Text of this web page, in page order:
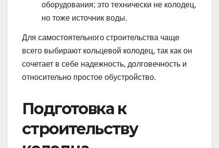
оборудования; это технически не колодец,
но тоже источник воды.
Для самостоятельного строительства чаще
всего выбирают кольцевой колодец, так как он
сочетает в себе надежность, долговечность и
относительно простое обустройство.
Подготовка к
строительству